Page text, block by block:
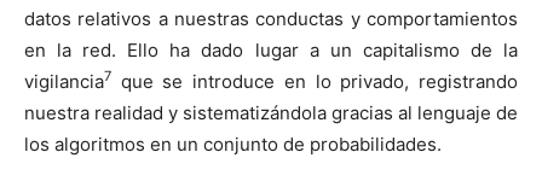
datos relativos a nuestras conductas y comportamientos
en la red. Ello ha dado lugar a un capitalismo de la
vigilancia7 que se introduce en lo privado, registrando
nuestra realidad y sistematizándola gracias al lenguaje de
los algoritmos en un conjunto de probabilidades.